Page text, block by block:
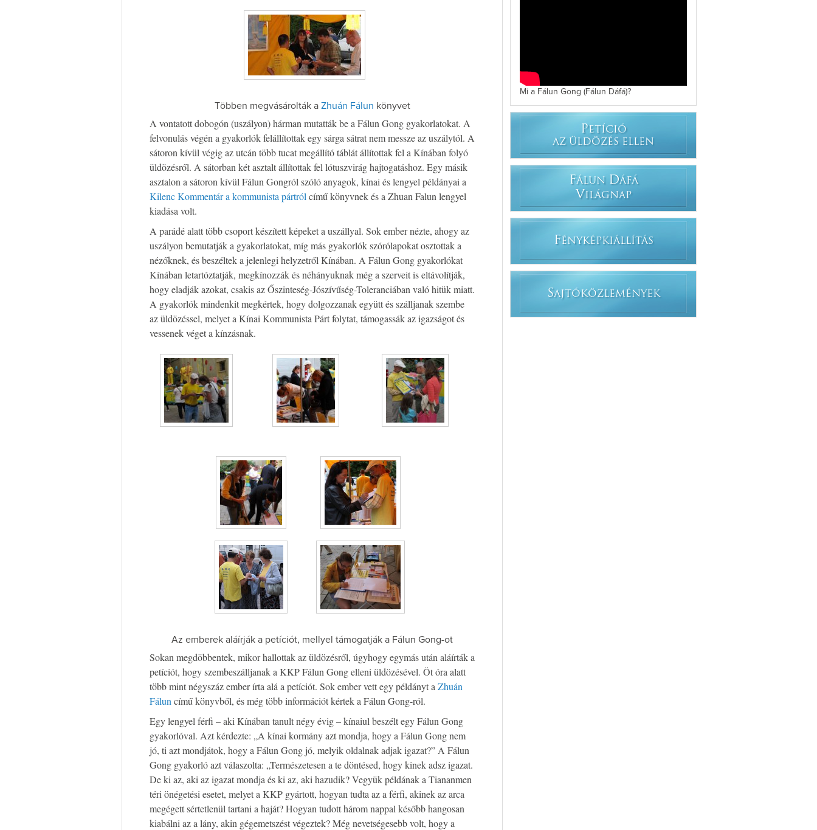
Többen megvásárolták a Zhuán Fálun könyvet
A vontatott dobogón (uszályon) hárman mutatták be a Fálun Gong gyakorlatokat. A
felvonulás végén a gyakorlók felállítottak egy sárga sátrat nem messze az uszálytól. A
sátoron kívül végig az utcán több tucat megállító táblát állítottak fel a Kínában folyó
üldözésről. A sátorban két asztalt állítottak fel lótuszvirág hajtogatáshoz. Egy másik
asztalon a sátoron kívül Fálun Gongról szóló anyagok, kínai és lengyel példányai a
Kilenc Kommentár a kommunista pártról című könyvnek és a Zhuan Falun lengyel
kiadása volt.
A parádé alatt több csoport készített képeket a uszállyal. Sok ember nézte, ahogy az
uszályon bemutatják a gyakorlatokat, míg más gyakorlók szórólapokat osztottak a
nézőknek, és beszéltek a jelenlegi helyzetről Kínában. A Fálun Gong gyakorlókat
Kínában letartóztatják, megkínozzák és néhányuknak még a szerveit is eltávolítják,
hogy eladják azokat, csakis az Őszinteség-Jószívűség-Toleranciában való hitük miatt.
A gyakorlók mindenkit megkértek, hogy dolgozzanak együtt és szálljanak szembe
az üldözéssel, melyet a Kínai Kommunista Párt folytat, támogassák az igazságot és
vessenek véget a kínzásnak.
Az emberek aláírják a petíciót, mellyel támogatják a Fálun Gong-ot
Sokan megdöbbentek, mikor hallottak az üldözésről, úgyhogy egymás után aláírták a
petíciót, hogy szembeszálljanak a KKP Fálun Gong elleni üldözésével. Öt óra alatt
több mint négyszáz ember írta alá a petíciót. Sok ember vett egy példányt a Zhuán
Fálun című könyvből, és még több információt kértek a Fálun Gong-ról.
Egy lengyel férfi – aki Kínában tanult négy évig – kínaiul beszélt egy Fálun Gong
gyakorlóval. Azt kérdezte: „A kínai kormány azt mondja, hogy a Fálun Gong nem
jó, ti azt mondjátok, hogy a Fálun Gong jó, melyik oldalnak adjak igazat?” A Fálun
Gong gyakorló azt válaszolta: „Természetesen a te döntésed, hogy kinek adsz igazat.
De ki az, aki az igazat mondja és ki az, aki hazudik? Vegyük példának a Tiananmen
téri önégetési esetet, melyet a KKP gyártott, hogyan tudta az a férfi, akinek az arca
megégett sértetlenül tartani a haját? Hogyan tudott három nappal később hangosan
kiabálni az a lány, akin gégemetszést végeztek? Még nevetségesebb volt, hogy a
Mi a Fálun Gong (Fálun Dáfá)?
PETÍCIÓ
AZ ÜLDÖZÉS ELLEN
FÁLUN DÁFÁ
VILÁGNAP
FÉNYKÉPKIÁLLÍTÁS
SAJTÓKÖZLEMÉNYEK